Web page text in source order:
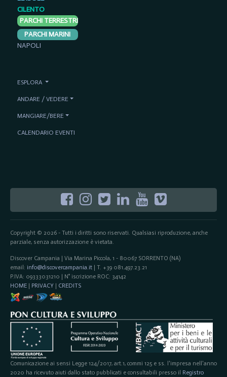
Copyright © 2026 - Tutti i diritti sono riservati. Qualsiasi riproduzione, anche
parziale, senza autorizzazione è vietata.
Discover Campania | Via Marina Piccola, 1 - 80067 SORRENTO (NA)
email: info@discovercampania.it| T. +39 081.497.23.21
P.IVA: 09333031210 | N° iscrizione ROC: 34142
HOME| PRIVACY | CREDITS
Comunicazione ai sensi Legge 124/2017, art.1, commi 125 e ss. l'impresa nell'anno
2020 ha ricevuto aiuti dallo stato pubblicati e consultabili presso il Registro
CILENTO
PARCHI TERRESTRI
PARCHI MARINI
NAPOLI
ESPLORA
ANDARE / VEDERE
MANGIARE/BERE
CALENDARIO EVENTI